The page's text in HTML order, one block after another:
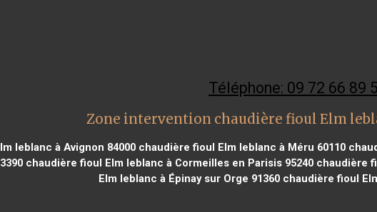
Téléphone: 09 72 66 89
Zone intervention chaudière fioul Elm
leblanc à Avignon 84000 chaudière fioul Elm leblanc à Méru 60110
chaudière fioul Elm leblanc à Cormeilles en Parisis 95240 chaudière
Elm leblanc à Épinay sur Orge 91360 chaudière fioul